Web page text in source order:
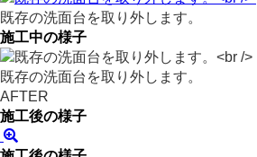
既存の洗面台を取り外します。
施工中の様子
既存の洗面台を取り外します。
AFTER
施工後の様子